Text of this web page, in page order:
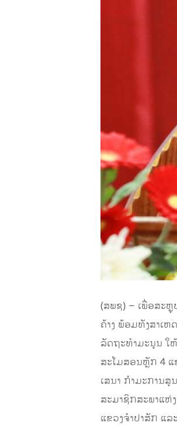
(ສພຊ) – ເພື່ອສະຫຼຸ
ຄ້າງ ພ້ອມທັງສາເ
ລັດຖະທຳມະນູນ ໃ
ສະໂມສອນຫຼັກ 4 ແ
ເສນາ ກຳມະການສູ
ສະມາຊິກສະພາແຫ່
ແຂວງຈຳປາສັກ ແ